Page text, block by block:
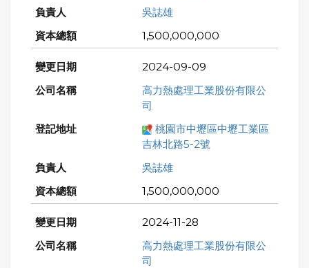
吳誌雄
1,500,000,000
2024-09-09
高力熱處理工業股份有限公
司
桃園市中壢區中壢工業區
吉林北路5-2號
吳誌雄
1,500,000,000
2024-11-28
高力熱處理工業股份有限公
司